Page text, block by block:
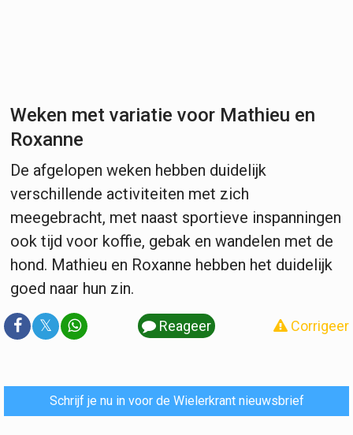
Weken met variatie voor Mathieu en
Roxanne
De afgelopen weken hebben duidelijk
verschillende activiteiten met zich
meegebracht, met naast sportieve inspanningen
ook tijd voor koffie, gebak en wandelen met de
hond. Mathieu en Roxanne hebben het duidelijk
goed naar hun zin.
𝕏 Reageer Corrigeer
Schrijf je nu in voor de Wielerkrant nieuwsbrief